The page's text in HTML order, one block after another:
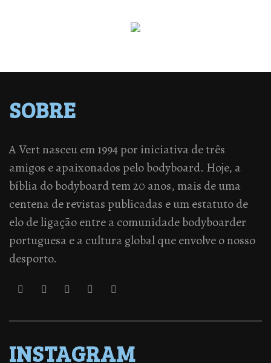
SOBRE
A Vert nasceu em 1994 por iniciativa de três
amigos e apaixonados pelo bodyboard. Hoje, a
bíblia do bodyboard tem 20 anos, mais de uma
centena de revistas publicadas e um estatuto de
elo de ligação entre a comunidade bodyboarder
portuguesa e a cultura global que envolve o nosso
desporto.
INSTAGRAM